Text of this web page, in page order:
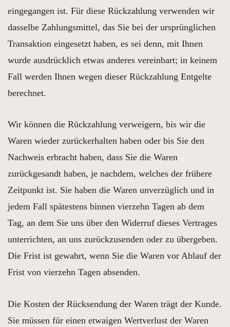
eingegangen ist. Für diese Rückzahlung verwenden wir
dasselbe Zahlungsmittel, das Sie bei der ursprünglichen
Transaktion eingesetzt haben, es sei denn, mit Ihnen
wurde ausdrücklich etwas anderes vereinbart; in keinem
Fall werden Ihnen wegen dieser Rückzahlung Entgelte
berechnet.
Wir können die Rückzahlung verweigern, bis wir die
Waren wieder zurückerhalten haben oder bis Sie den
Nachweis erbracht haben, dass Sie die Waren
zurückgesandt haben, je nachdem, welches der frühere
Zeitpunkt ist. Sie haben die Waren unverzüglich und in
jedem Fall spätestens binnen vierzehn Tagen ab dem
Tag, an dem Sie uns über den Widerruf dieses Vertrages
unterrichten, an uns zurückzusenden oder zu übergeben.
Die Frist ist gewahrt, wenn Sie die Waren vor Ablauf der
Frist von vierzehn Tagen absenden.
Die Kosten der Rücksendung der Waren trägt der Kunde.
Sie müssen für einen etwaigen Wertverlust der Waren